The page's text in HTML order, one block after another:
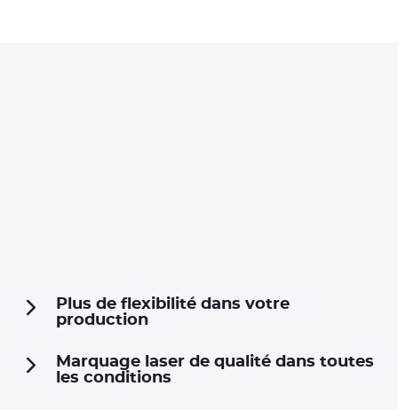
Plus de flexibilité dans votre
production
Marquage laser de qualité dans toutes
les conditions